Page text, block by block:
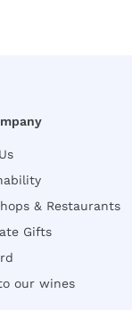
& Restaurants
Gifts
our wines